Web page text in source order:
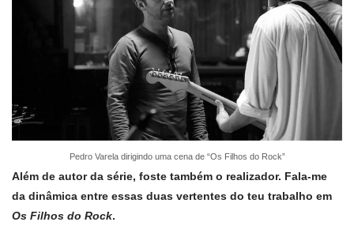
Pedro Varela dirigindo uma cena de “Os Filhos do Rock”
Além de autor da série, foste também o realizador. Fala-me
da dinâmica entre essas duas vertentes do teu trabalho em
Os Filhos do Rock.